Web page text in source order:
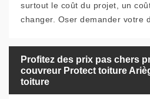
surtout le coût du projet, un
changer. Oser demander votre
Profitez des prix pas chers
couvreur Protect toiture
toiture